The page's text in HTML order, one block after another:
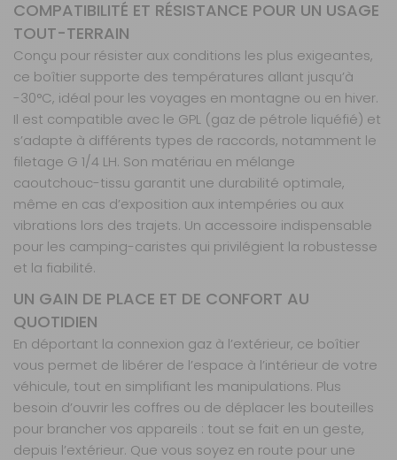
COMPATIBILITÉ ET RÉSISTANCE POUR UN USAGE
TOUT-TERRAIN
Conçu pour résister aux conditions les plus exigeantes,
ce boîtier supporte des températures allant jusqu’à
-30°C, idéal pour les voyages en montagne ou en hiver.
Il est compatible avec le GPL (gaz de pétrole liquéfié) et
s’adapte à différents types de raccords, notamment le
filetage G 1/4 LH. Son matériau en mélange
caoutchouc-tissu garantit une durabilité optimale,
même en cas d’exposition aux intempéries ou aux
vibrations lors des trajets. Un accessoire indispensable
pour les camping-caristes qui privilégient la robustesse
et la fiabilité.
UN GAIN DE PLACE ET DE CONFORT AU
QUOTIDIEN
En déportant la connexion gaz à l’extérieur, ce boîtier
vous permet de libérer de l’espace à l’intérieur de votre
véhicule, tout en simplifiant les manipulations. Plus
besoin d’ouvrir les coffres ou de déplacer les bouteilles
pour brancher vos appareils : tout se fait en un geste,
depuis l’extérieur. Que vous soyez en route pour une